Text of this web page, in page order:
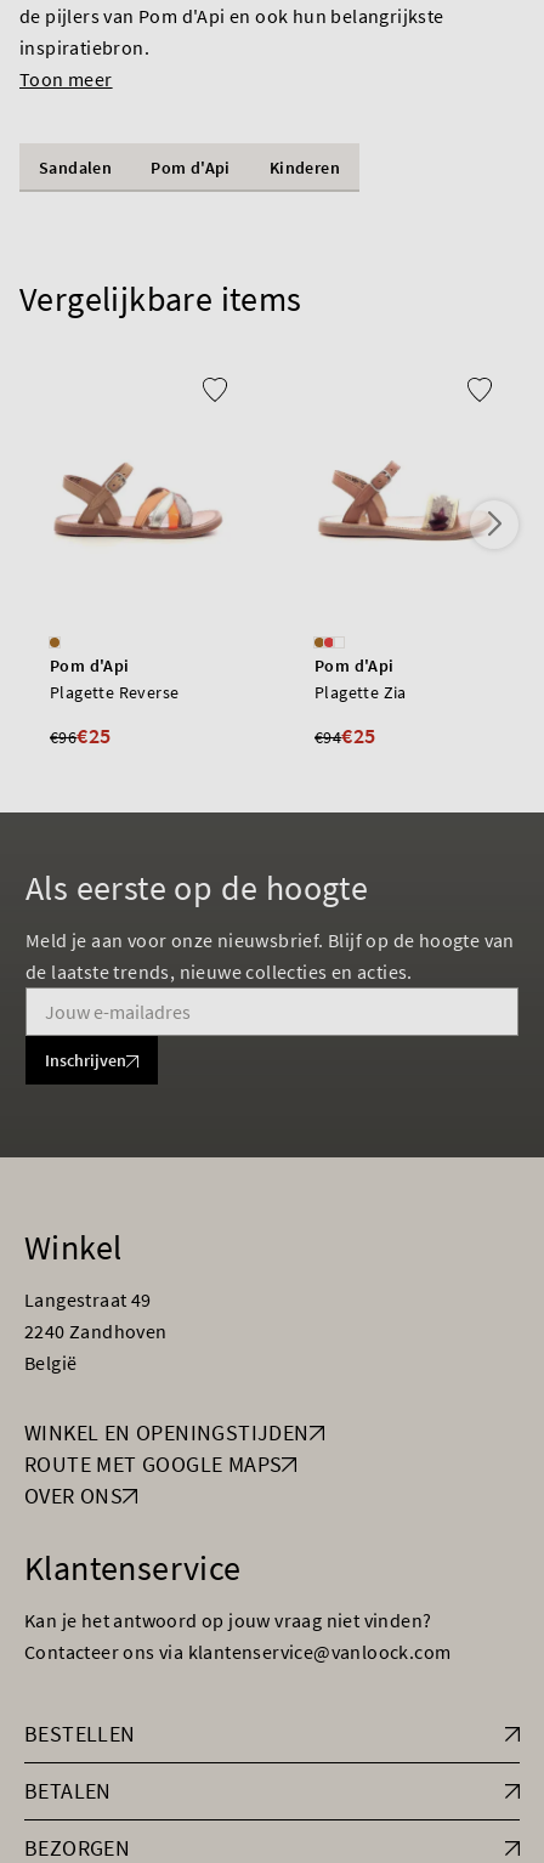
de pijlers van Pom d'Api en ook hun belangrijkste
inspiratiebron.
Toon meer
Sandalen Pom d'Api Kinderen
Vergelijkbare items
Pom d'Api
Plagette Reverse
€96€25
Pom d'Api
Plagette Zia
€94€25
Als eerste op de hoogte
Meld je aan voor onze nieuwsbrief. Blijf op de hoogte van
de laatste trends, nieuwe collecties en acties.
Inschrijven
Winkel
Langestraat 49
2240 Zandhoven
België
WINKEL EN OPENINGSTIJDEN
ROUTE MET GOOGLE MAPS
OVER ONS
Klantenservice
Kan je het antwoord op jouw vraag niet vinden?
Contacteer ons via klantenservice@vanloock.com
BESTELLEN
BETALEN
BEZORGEN